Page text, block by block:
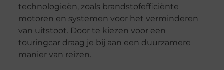
technologieën, zoals brandstofefficiënte
motoren en systemen voor het verminderen
van uitstoot. Door te kiezen voor een
touringcar draag je bij aan een duurzamere
manier van reizen.